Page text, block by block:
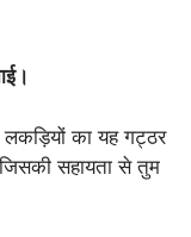
का यह गट्ठर
सहायता से तुम